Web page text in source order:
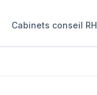
Cabinets conseil RH